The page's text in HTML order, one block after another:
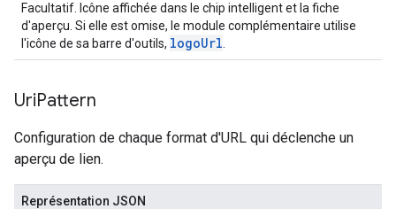
Facultatif. Icône affichée dans le chip intelligent et la fiche
d'aperçu. Si elle est omise, le module complémentaire utilise
l'icône de sa barre d'outils, logoUrl
UriPattern
Configuration de chaque format d'URL qui déclenche un
aperçu de lien.
Représentation JSON